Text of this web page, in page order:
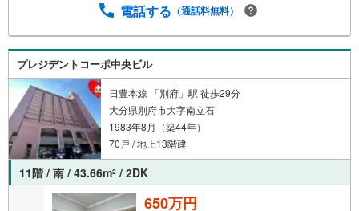
電話する （通話料無料）
プレジデントコーポ中央ビル
日豊本線 「別府」駅 徒歩29分
大分県別府市大字南立石
1983年8月（築44年）
70戸 / 地上13階建
11階 / 南 / 43.66m2 / 2DK
650万円